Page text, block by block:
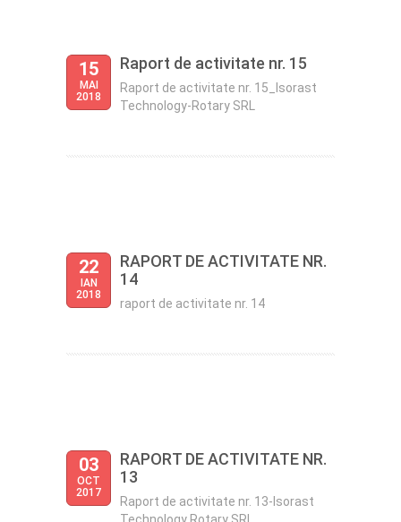
15
MAI
2018
Raport de activitate nr. 15
Raport de activitate nr. 15_Isorast
Technology-Rotary SRL
22
IAN
2018
RAPORT DE ACTIVITATE NR.
14
raport de activitate nr. 14
03
OCT
2017
RAPORT DE ACTIVITATE NR.
13
Raport de activitate nr. 13-Isorast